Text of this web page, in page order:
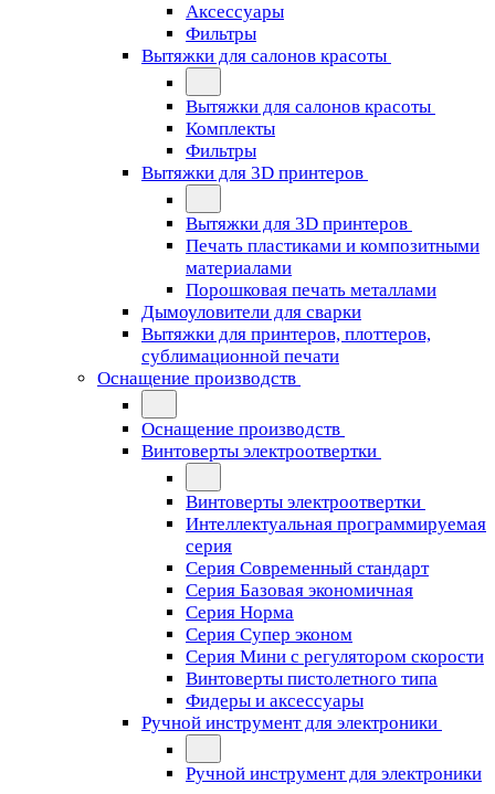
Аксессуары
Фильтры
Вытяжки для салонов красоты
Вытяжки для салонов красоты
Комплекты
Фильтры
Вытяжки для 3D принтеров
Вытяжки для 3D принтеров
Печать пластиками и композитными
материалами
Порошковая печать металлами
Дымоуловители для сварки
Вытяжки для принтеров, плоттеров,
сублимационной печати
Оснащение производств
Оснащение производств
Винтоверты электроотвертки
Винтоверты электроотвертки
Интеллектуальная программируемая
серия
Серия Современный стандарт
Серия Базовая экономичная
Серия Норма
Серия Cупер эконом
Серия Мини с регулятором скорости
Винтоверты пистолетного типа
Фидеры и аксессуары
Ручной инструмент для электроники
Ручной инструмент для электроники